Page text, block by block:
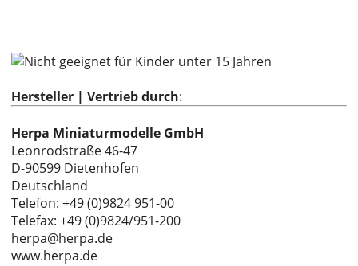
Hersteller | Vertrieb durch:
Herpa Miniaturmodelle GmbH
Leonrodstraße 46-47
D-90599 Dietenhofen
Deutschland
Telefon: +49 (0)9824 951-00
Telefax: +49 (0)9824/951-200
herpa@herpa.de
www.herpa.de